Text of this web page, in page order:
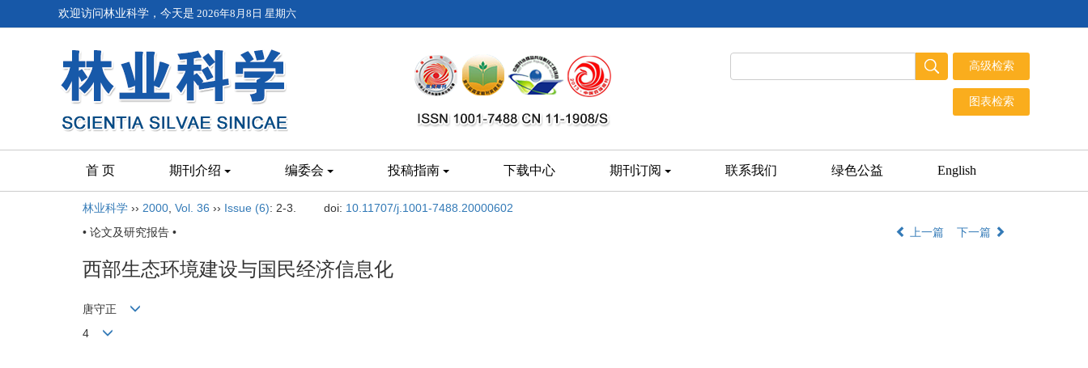
欢迎访问林业科学，今天是 2026年8月8日 星期六
首 页 期刊介绍 编委会 投稿指南 下载中心 期刊订阅 联系我们 绿色公益 English
林业科学 ›› 2000 Vol. 36 ›› Issue (6): 2-3. doi: 10.11707/j.1001-7488.20000602
• 论文及研究报告 •
上一篇 下一篇
西部生态环境建设与国民经济信息化
唐守正
4